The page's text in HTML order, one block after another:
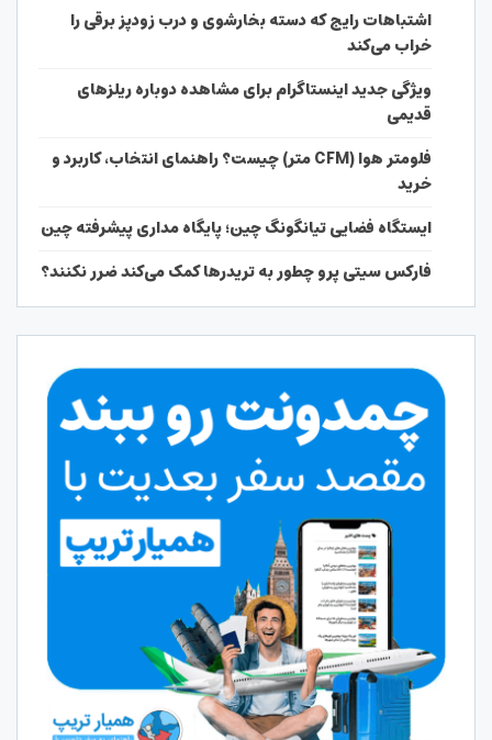
اشتباهات رایج که دسته بخارشوی و درب زودپز برقی را
خراب می‌کند
ویژگی جدید اینستاگرام برای مشاهده دوباره ریلزهای
قدیمی
فلومتر هوا (CFM متر) چیست؟ راهنمای انتخاب، کاربرد و
خرید
ایستگاه فضایی تیانگونگ چین؛ پایگاه مداری پیشرفته چین
فارکس سیتی پرو چطور به تریدرها کمک می‌کند ضرر نکنند؟